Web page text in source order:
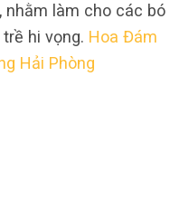
nhằm làm cho các bó
hi vọng. Hoa Đám
Hải Phòng